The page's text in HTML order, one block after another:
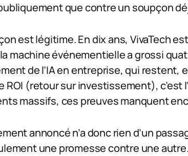
que contre un soupçon
est légitime. En dix ans, VivaTech
machine événementielle a grossi
de l’IA en entreprise, qui restent,
ROI (retour sur investissement), c’est
massifs, ces preuves manquent
annoncé n’a donc rien d’un
une promesse contre une